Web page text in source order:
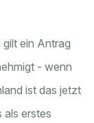
ein Antrag
- wenn
ist das jetzt
als erstes